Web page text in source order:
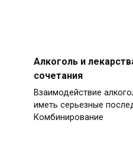
Алкоголь и
сочетания
Взаимодействие
иметь серьезные
Комбинирование